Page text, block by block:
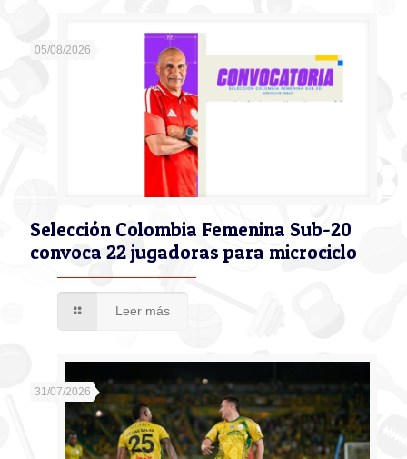
05/08/2026
Selección Colombia Femenina Sub-20
convoca 22 jugadoras para microciclo
Leer más
31/07/2026